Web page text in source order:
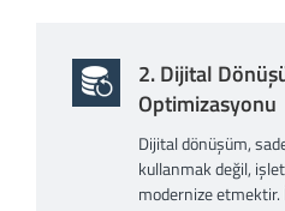
2. Dijital
Optimizasyonu
Dijital dönüşüm,
kullanmak değil,
modernize